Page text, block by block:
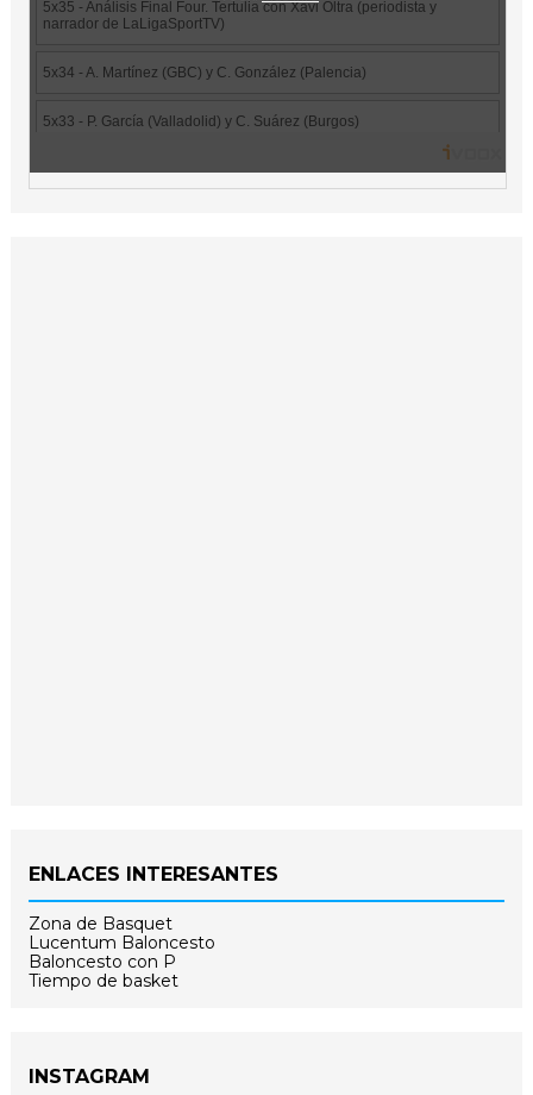
ENLACES INTERESANTES
Zona de Basquet
Lucentum Baloncesto
Baloncesto con P
Tiempo de basket
INSTAGRAM